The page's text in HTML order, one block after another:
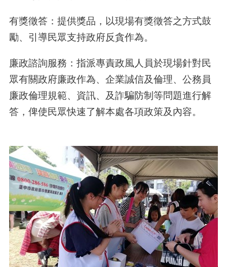
有獎徵答：提供獎品，以現場有獎徵答之方式鼓
勵、引導民眾支持政府反貪作為。
廉政諮詢服務：指派專責政風人員於現場針對民
眾有關政府廉政作為、企業誠信及倫理、公務員
廉政倫理規範、資訊、及詐騙防制等問題進行解
答，俾使民眾快速了解本處各項政策及內容。